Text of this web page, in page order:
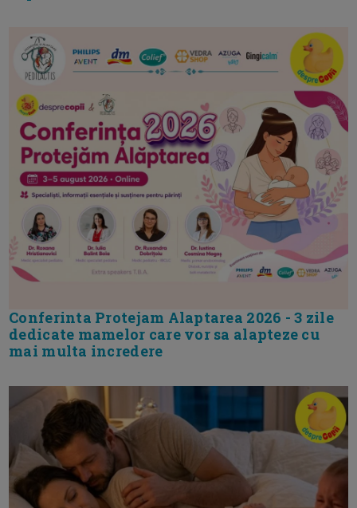
Conferinta Protejam Alaptarea 2026 - 3 zile
dedicate mamelor care vor sa alapteze cu
mai multa incredere